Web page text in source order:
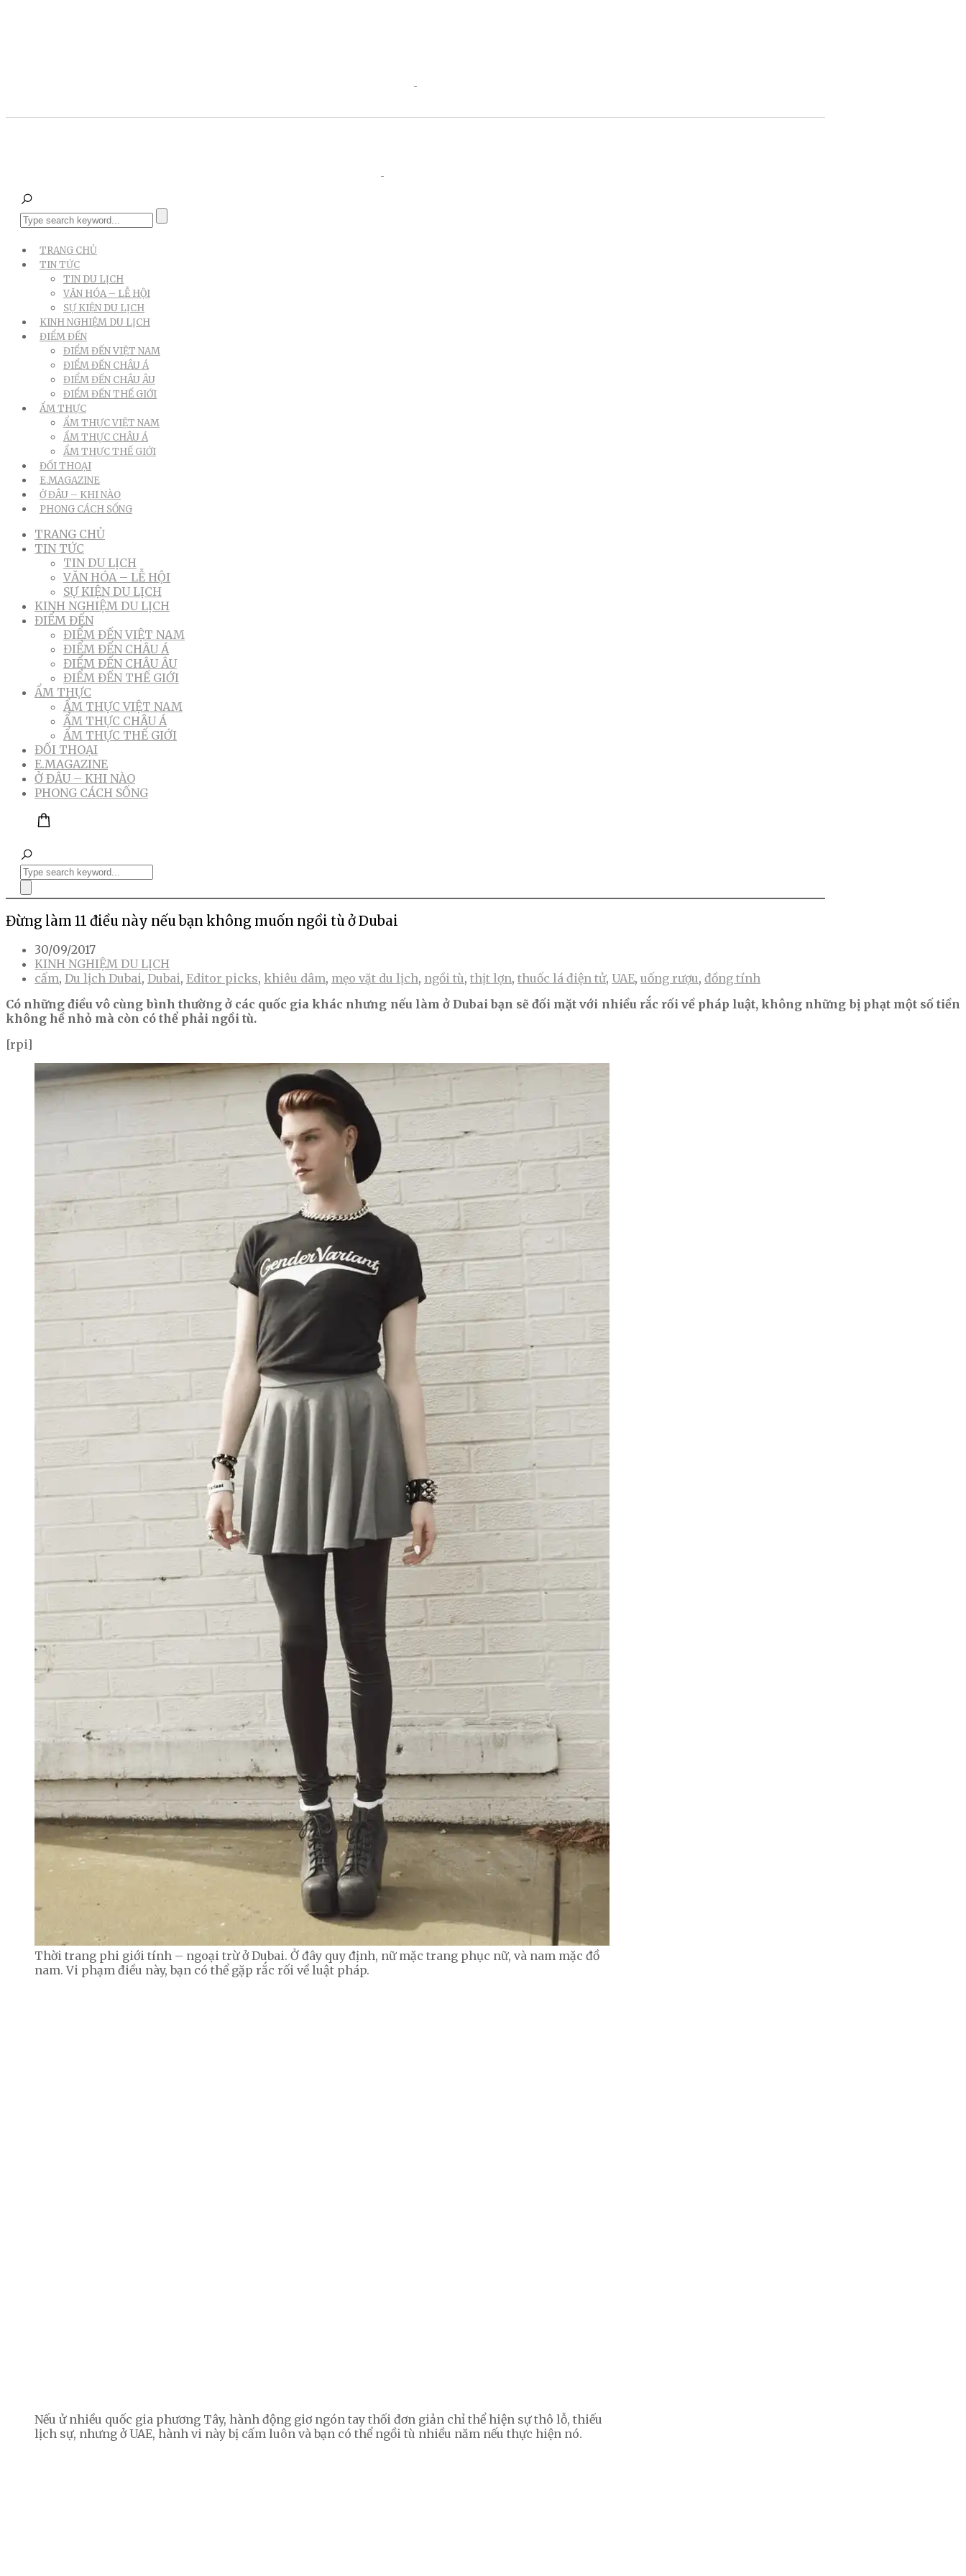
TRANG CHỦ
TIN TỨC
TIN DU LỊCH
VĂN HÓA – LỄ HỘI
SỰ KIỆN DU LỊCH
KINH NGHIỆM DU LỊCH
ĐIỂM ĐẾN
ĐIỂM ĐẾN VIỆT NAM
ĐIỂM ĐẾN CHÂU Á
ĐIỂM ĐẾN CHÂU ÂU
ĐIỂM ĐẾN THẾ GIỚI
ẨM THỰC
ẨM THỰC VIỆT NAM
ẨM THỰC CHÂU Á
ẨM THỰC THẾ GIỚI
ĐỐI THOẠI
E.MAGAZINE
Ở ĐÂU – KHI NÀO
PHONG CÁCH SỐNG
TRANG CHỦ
TIN TỨC
TIN DU LỊCH
VĂN HÓA – LỄ HỘI
SỰ KIỆN DU LỊCH
KINH NGHIỆM DU LỊCH
ĐIỂM ĐẾN
ĐIỂM ĐẾN VIỆT NAM
ĐIỂM ĐẾN CHÂU Á
ĐIỂM ĐẾN CHÂU ÂU
ĐIỂM ĐẾN THẾ GIỚI
ẨM THỰC
ẨM THỰC VIỆT NAM
ẨM THỰC CHÂU Á
ẨM THỰC THẾ GIỚI
ĐỐI THOẠI
E.MAGAZINE
Ở ĐÂU – KHI NÀO
PHONG CÁCH SỐNG
Đừng làm 11 điều này nếu bạn không muốn ngồi tù ở Dubai
30/09/2017
KINH NGHIỆM DU LỊCH
cấm, Du lịch Dubai, Dubai, Editor picks, khiêu dâm, mẹo vặt du lịch, ngồi tù, thịt lợn, thuốc lá điện tử, UAE, uống rượu, đồng tính
Có những điều vô cùng bình thường ở các quốc gia khác nhưng nếu làm ở Dubai bạn sẽ đối mặt với nhiều rắc rối về pháp luật, không những bị phạt một số tiền
không hề nhỏ mà còn có thể phải ngồi tù.
[rpi]
Thời trang phi giới tính – ngoại trừ ở Dubai. Ở đây quy định, nữ mặc trang phục nữ, và nam mặc đồ
nam. Vi phạm điều này, bạn có thể gặp rắc rối về luật pháp.
Nếu ử nhiều quốc gia phương Tây, hành động giơ ngón tay thối đơn giản chỉ thể hiện sự thô lỗ, thiếu
lịch sự, nhưng ở UAE, hành vi này bị cấm luôn và bạn có thể ngồi tù nhiều năm nếu thực hiện nó.